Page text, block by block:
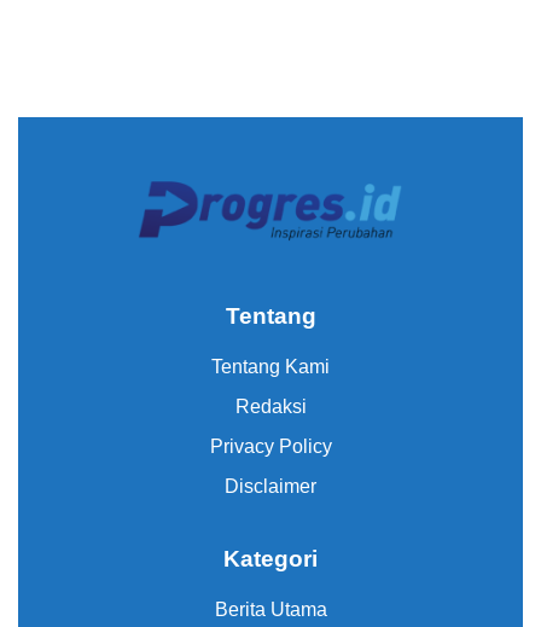
Tentang
Tentang Kami
Redaksi
Privacy Policy
Disclaimer
Kategori
Berita Utama